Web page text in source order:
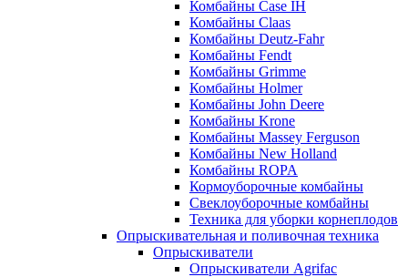
Комбайны Case IH
Комбайны Claas
Комбайны Deutz-Fahr
Комбайны Fendt
Комбайны Grimme
Комбайны Holmer
Комбайны John Deere
Комбайны Krone
Комбайны Massey Ferguson
Комбайны New Holland
Комбайны ROPA
Кормоуборочные комбайны
Свеклоуборочные комбайны
Техника для уборки корнеплодов
Опрыскивательная и поливочная техника
Опрыскиватели
Опрыскиватели Agrifac